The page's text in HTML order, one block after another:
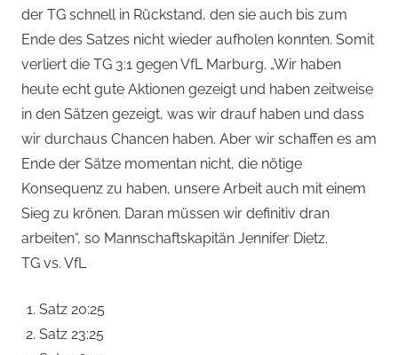
der TG schnell in Rückstand, den sie auch bis zum
Ende des Satzes nicht wieder aufholen konnten. Somit
verliert die TG 3:1 gegen VfL Marburg. „Wir haben
heute echt gute Aktionen gezeigt und haben zeitweise
in den Sätzen gezeigt, was wir drauf haben und dass
wir durchaus Chancen haben. Aber wir schaffen es am
Ende der Sätze momentan nicht, die nötige
Konsequenz zu haben, unsere Arbeit auch mit einem
Sieg zu krönen. Daran müssen wir definitiv dran
arbeiten“, so Mannschaftskapitän Jennifer Dietz.
TG vs. VfL
Satz 20:25
Satz 23:25